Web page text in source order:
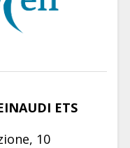
ETS
10